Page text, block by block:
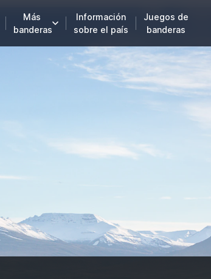
Más
banderas
Información
sobre el país
Juegos de
banderas